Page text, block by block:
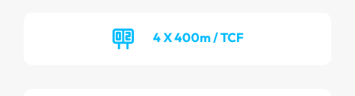
4 X 400m / TCF